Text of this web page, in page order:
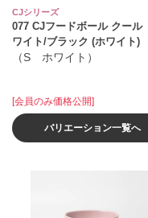
CJシリーズ
077 CJフードボール クール
ワイト/ブラック (ホワイト)
（S ホワイト）
[会員のみ価格公開]
バリエーション一覧へ